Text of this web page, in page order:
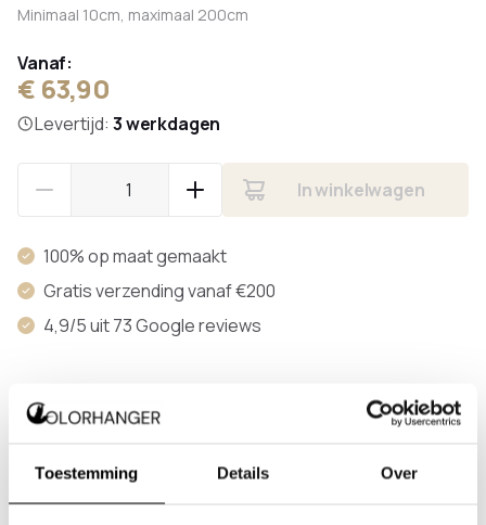
Toestemming Details Over
Minimaal 10cm, maximaal 200cm
Vanaf:
€ 63,90
Levertijd: 3 werkdagen
In winkelwagen
100% op maat gemaakt
Gratis verzending vanaf €200
4,9/5 uit 73 Google reviews